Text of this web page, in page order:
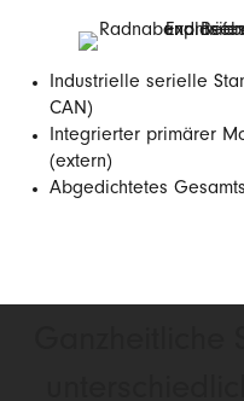
Industrielle serielle
CAN)
Integrierter primärer
(extern)
Abgedichtetes